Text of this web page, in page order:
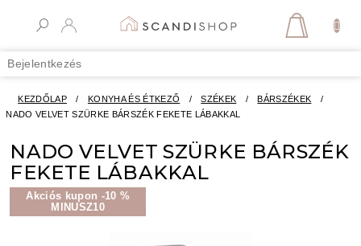
Bejelentkezés
KOSÁR
KEZDŐLAP / KONYHA ÉS ÉTKEZŐ / SZÉKEK / BÁRSZÉKEK
/
NADO VELVET SZÜRKE BÁRSZÉK FEKETE LÁBAKKAL
NADO VELVET SZÜRKE BÁRSZÉK
FEKETE LÁBAKKAL
Akciós kupon -10 %
MINUSZ10